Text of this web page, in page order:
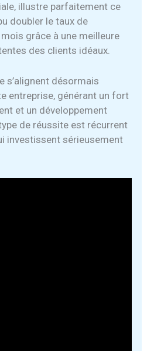
illustre parfaitement ce
doubler le taux de
grâce à une meilleure
des clients idéaux.
s’alignent désormais
entreprise, générant un fort
et un développement
de réussite est récurrent
investissent sérieusement